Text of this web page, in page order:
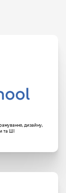
дизайну,
та ШІ